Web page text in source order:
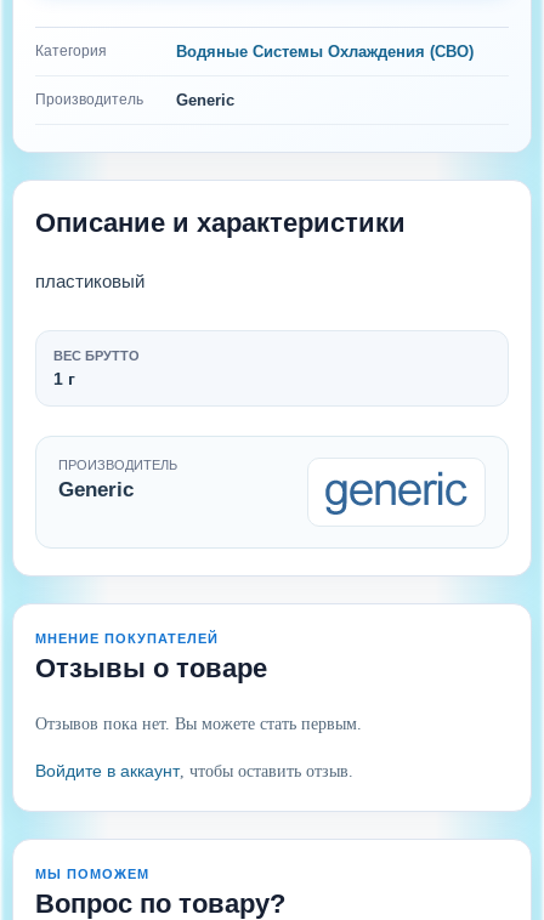
Категория Водяные Системы Охлаждения (СВО)
Производитель Generic
Описание и характеристики
пластиковый
ВЕС БРУТТО
1 г
ПРОИЗВОДИТЕЛЬ
Generic
МНЕНИЕ ПОКУПАТЕЛЕЙ
Отзывы о товаре
Отзывов пока нет. Вы можете стать первым.
Войдите в аккаунт, чтобы оставить отзыв.
МЫ ПОМОЖЕМ
Вопрос по товару?